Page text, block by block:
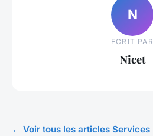
N
ECRIT PAR
Nicet
← Voir tous les articles Services